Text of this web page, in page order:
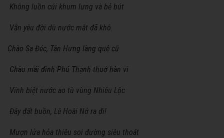
Không luồn cúi khum lưng và bẻ bút
Vẫn yêu đời dù nước mắt đã khô.
Chào Sa Đéc, Tân Hưng làng quê cũ
Chào mái đình Phú Thạnh thuở hàn vi
Vïnh biệt nước ao tù vùng Nhiêu Lộc
Đây đất buồn, Lê Hoài Nở ra đi!
Mượn lửa hỏa thiêu soi đường siêu thoát